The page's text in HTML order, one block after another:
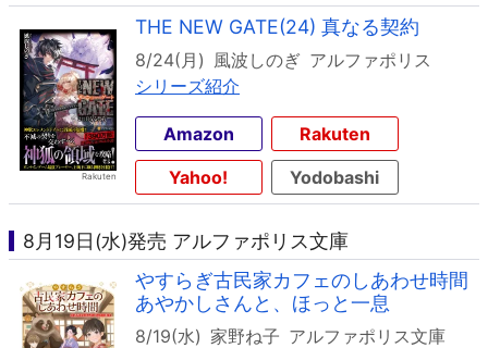
THE NEW GATE(24) 真なる契約
8/24(月) 風波しのぎ アルファポリス
シリーズ紹介
Amazon
Rakuten
Yahoo!
Yodobashi
8月19日(水)発売 アルファポリス文庫
やすらぎ古民家カフェのしあわせ時間
あやかしさんと、ほっと一息
8/19(水) 家野ね子 アルファポリス文庫